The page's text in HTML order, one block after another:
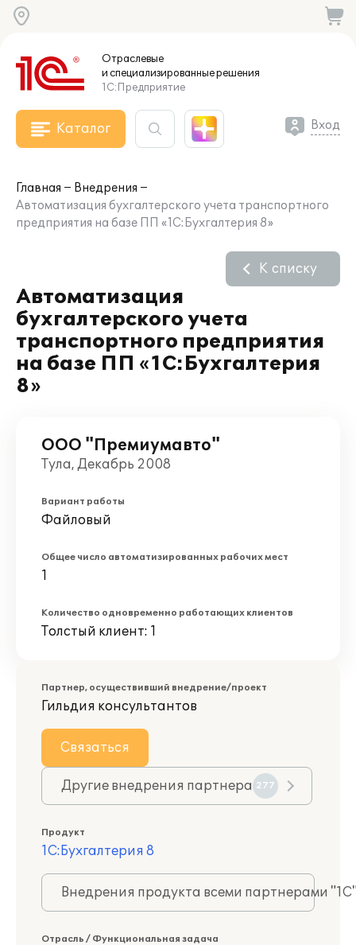
Отраслевые
и специализированныерешения
1С:Предприятие
Каталог Вход
Главная
Внедрения
Автоматизация бухгалтерского учета транспортного
предприятия на базе ПП «1С:Бухгалтерия 8»
Автоматизация
бухгалтерского учета
транспортного предприятия
на базе ПП «1С:Бухгалтерия
8»
К списку
ООО "Премиумавто"
Тула, Декабрь 2008
Вариант работы
Файловый
Общее число автоматизированных рабочих мест
1
Количество одновременно работающих клиентов
Толстый клиент: 1
Партнер, осуществивший внедрение/проект
Гильдия консультантов
Связаться
Другие внедрения партнера 277
Продукт
1С:Бухгалтерия 8
Внедрения продукта всеми партнерами
Отрасль / Функциональная задача